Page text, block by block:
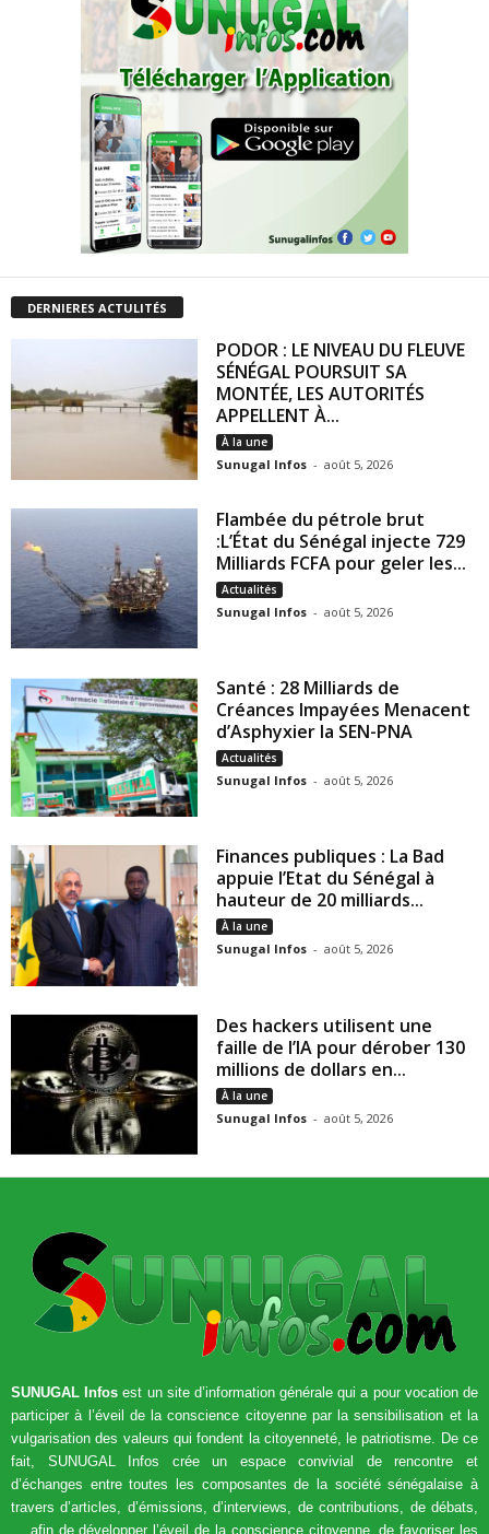
DERNIERES ACTULITÉS
PODOR : LE NIVEAU DU FLEUVE
SÉNÉGAL POURSUIT SA
MONTÉE, LES AUTORITÉS
APPELLENT À...
À la une
Sunugal Infos - août 5, 2026
Flambée du pétrole brut
:L’État du Sénégal injecte 729
Milliards FCFA pour geler les...
Actualités
Sunugal Infos - août 5, 2026
Santé : 28 Milliards de
Créances Impayées Menacent
d’Asphyxier la SEN-PNA
Actualités
Sunugal Infos - août 5, 2026
Finances publiques : La Bad
appuie l’Etat du Sénégal à
hauteur de 20 milliards...
À la une
Sunugal Infos - août 5, 2026
Des hackers utilisent une
faille de l’IA pour dérober 130
millions de dollars en...
À la une
Sunugal Infos - août 5, 2026
SUNUGAL Infos est un site d’information générale qui a pour vocation de
participer à l’éveil de la conscience citoyenne par la sensibilisation et la
vulgarisation des valeurs qui fondent la citoyenneté, le patriotisme. De ce
fait, SUNUGAL Infos crée un espace convivial de rencontre et
d’échanges entre toutes les composantes de la société sénégalaise à
travers d’articles, d’émissions, d’interviews, de contributions, de débats,
… afin de développer l’éveil de la conscience citoyenne, de favoriser les